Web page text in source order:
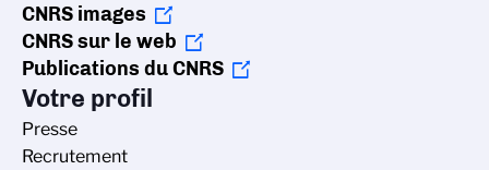
CNRS images
CNRS sur le web
Publications du CNRS
Votre profil
Presse
Recrutement